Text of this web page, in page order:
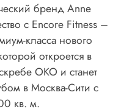
бренд Anne
с Encore Fitness –
класса нового
откроется в
ОКО и станет
в Москва-Сити с
кв. м.